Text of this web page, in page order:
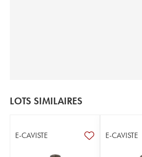
LOTS SIMILAIRES
E-CAVISTE E-CAVISTE